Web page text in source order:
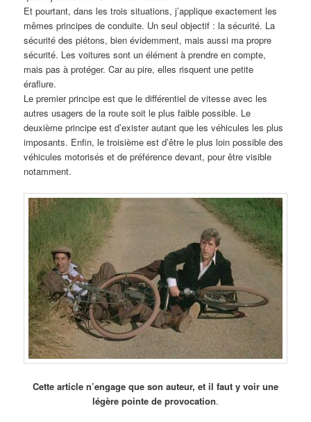
Et pourtant, dans les trois situations, j’applique exactement les
mêmes principes de conduite. Un seul objectif : la sécurité. La
sécurité des piétons, bien évidemment, mais aussi ma propre
sécurité. Les voitures sont un élément à prendre en compte,
mais pas à protéger. Car au pire, elles risquent une petite
éraflure.
Le premier principe est que le différentiel de vitesse avec les
autres usagers de la route soit le plus faible possible. Le
deuxième principe est d’exister autant que les véhicules les plus
imposants. Enfin, le troisième est d’être le plus loin possible des
véhicules motorisés et de préférence devant, pour être visible
notamment.
Cette article n’engage que son auteur, et il faut y voir une
légère pointe de provocation.